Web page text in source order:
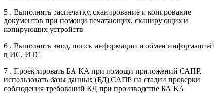
5 . Выполнять распечатку, сканирование и копирование
документов при помощи печатающих, сканирующих и
копирующих устройств
6 . Выполнять ввод, поиск информации и обмен информацией
в ИС, ИТС
7 . Проектировать БА КА при помощи приложений САПР,
использовать базы данных (БД) САПР на стадии проверки
соблюдения требований КД при производстве БА КА